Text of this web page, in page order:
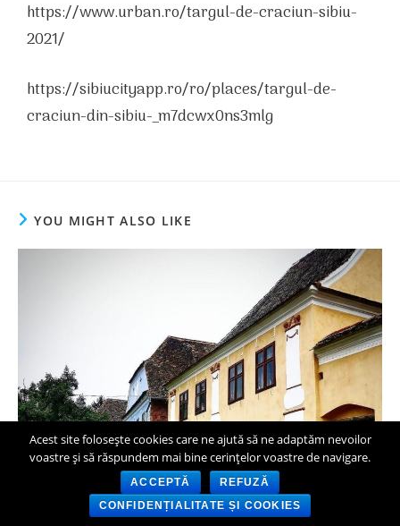
https://www.urban.ro/targul-de-craciun-sibiu-
2021/
https://sibiucityapp.ro/ro/places/targul-de-
craciun-din-sibiu-_m7dcwx0ns3mlg
YOU MIGHT ALSO LIKE
Acest site folosește cookies care ne ajută să ne adaptăm nevoilor
voastre și să răspundem mai bine cerințelor voastre de navigare.
ACCEPTĂ
REFUZĂ
CONFIDENȚIALITATE ȘI COOKIES